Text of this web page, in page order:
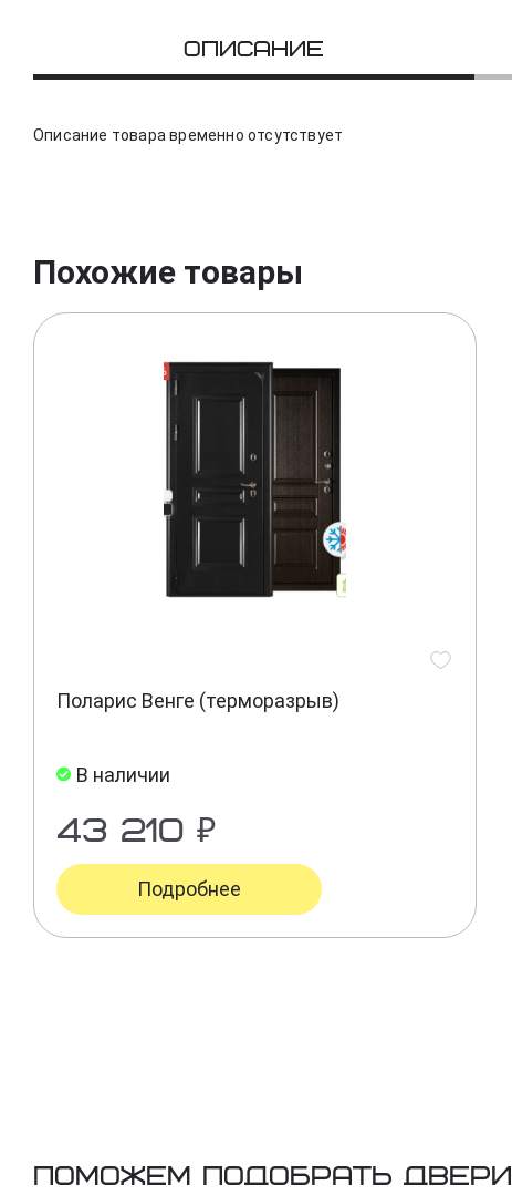
Описание
Описание товара временно отсутствует
Похожие товары
Поларис Венге (терморазрыв)
В наличии
43 210 ₽
Подробнее
Поможем подобрать двери